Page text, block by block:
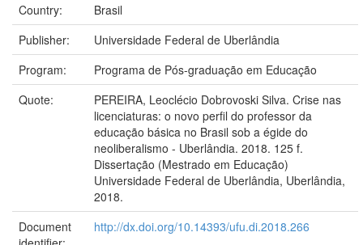
Country:
Brasil
Publisher:
Universidade Federal de Uberlândia
Program:
Programa de Pós-graduação em Educação
Quote:
PEREIRA, Leoclécio Dobrovoski Silva. Crise nas
licenciaturas: o novo perfil do professor da
educação básica no Brasil sob a égide do
neoliberalismo - Uberlândia. 2018. 125 f.
Dissertação (Mestrado em Educação)
Universidade Federal de Uberlândia, Uberlândia,
2018.
Document
http://dx.doi.org/10.14393/ufu.di.2018.266